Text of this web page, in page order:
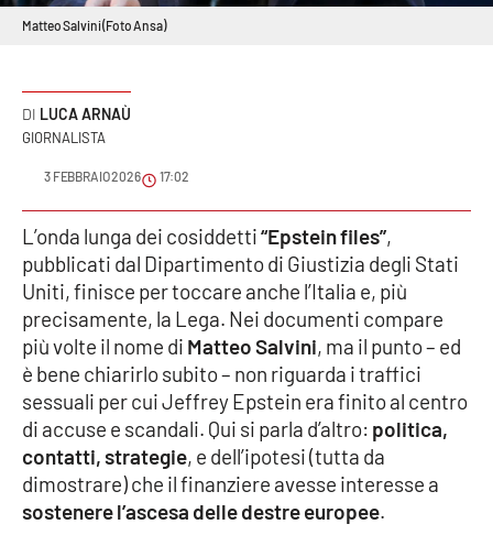
Cultura
Meteo
Editoriali
VIDEO
Ambiente
Cronaca
Cultura
Economia e Lavoro
Matteo Salvini (Foto Ansa)
LUCA ARNAÙ
GIORNALISTA
3 FEBBRAIO 2026 17:02
L’onda lunga dei cosiddetti“Epstein files”,
pubblicati dal Dipartimento di Giustizia degli Stati
Uniti, finisce per toccare anche l’Italia e, più
precisamente, la Lega. Nei documenti compare
più volte il nome di Matteo Salvini, ma il punto – ed
è bene chiarirlo subito – non riguarda i traffici
sessuali per cui Jeffrey Epstein era finito al centro
di accuse e scandali. Qui si parla d’altro: politica,
contatti, strategie, e dell’ipotesi (tutta da
dimostrare) che il finanziere avesse interesse a
sostenere l’ascesa delle destre europee.